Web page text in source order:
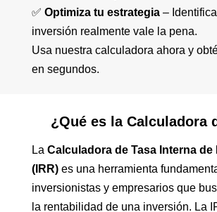
✅ Optimiza tu estrategia–
inversión realmente vale la pena.
Usa nuestra calculadora ahora y
en segundos.
¿Qué es la Calculadora
La Calculadora de Tasa Interna de
(IRR)es una herramienta
inversionistas y empresarios que
la rentabilidad de una inversión. La